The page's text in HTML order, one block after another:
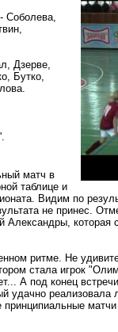
- Соболева,
Дзерве,
Бутко,
матч в
таблице и
Видим по
не принес.
Александры, которая
ритме. Не
стала игрок
А под конец
удачно реализовала